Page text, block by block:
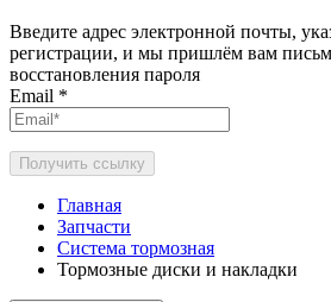
Введите адрес электронной почты,
регистрации, и мы пришлём вам
восстановления пароля
Email *
Получить ссылку
Главная
Запчасти
Система тормозная
Тормозные диски и накладки